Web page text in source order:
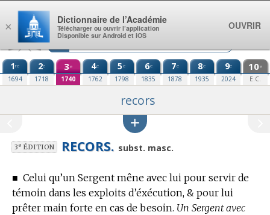
Aller au contenu
1re
1694
2e
1718
3e
1740
4e
1762
5e
1798
6e
1835
7e
1878
8e
1935
9e
2024
10e
E.C.
recors
3eÉDITION RECORS. subst. masc.
■ Celui qu’un Sergent mêne avec lui pour servir de
témoin dans les exploits d’éxécution, & pour lui
prêter main forte en cas de besoin. Un Sergent avec
×
Dictionnaire de l’Académie
Télécharger ou ouvrir l’application
Disponible sur Android et iOS
OUVRIR